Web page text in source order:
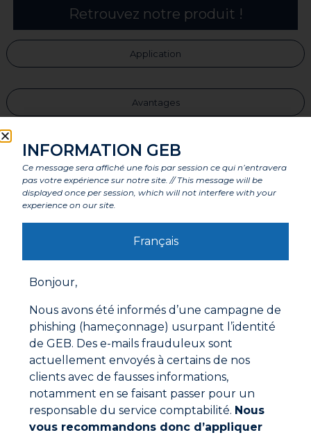
Retrouvez notre produit !
Application
Avantages
Caractéristiques
Composants
Labels et agréments
Mode d'emploi
Eliminer soigneusement toute trace de graisse
ancienne avant l’application de la graisse.
Nettoyer et dégraisser tous les supports.
Appliquer la graisse.
INFORMATION GEB
Ce message sera affiché une fois par session ce qui n’entravera
pas votre expérience sur notre site. // This message will be
displayed once per session, which will not interfere with your
experience on our site.
Français
Bonjour,
Nous avons été informés d’une campagne de
phishing (hameçonnage) usurpant l’identité
de GEB. Des e-mails frauduleux sont
actuellement envoyés à certains de nos
clients avec de fausses informations,
notamment en se faisant passer pour un
responsable du service comptabilité. Nous
vous recommandons donc d’appliquer